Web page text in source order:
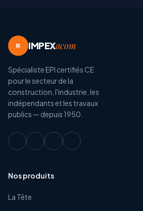
IX IMPEXacom
Spécialiste EPI certifiés CE
pour le secteur de la
construction, l'industrie, les
indépendants et les travaux
publics — depuis 1950.
Nos produits
La Tête